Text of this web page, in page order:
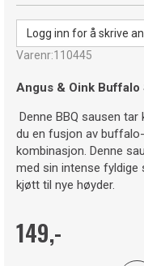
Logg inn for å skrive
Varenr:110445
Angus & Oink Buffalo
Denne BBQ sausen
du en fusjon av
kombinasjon. Denne
med sin intense fyldige
kjøtt til nye høyder.
149,-